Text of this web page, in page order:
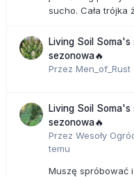
sucho. Cała trójka
Living Soil Soma's
sezonowa🔥
Przez Men_of_Rust
Living Soil Soma's
sezonowa🔥
Przez Wesoły
temu
Muszę spróbować